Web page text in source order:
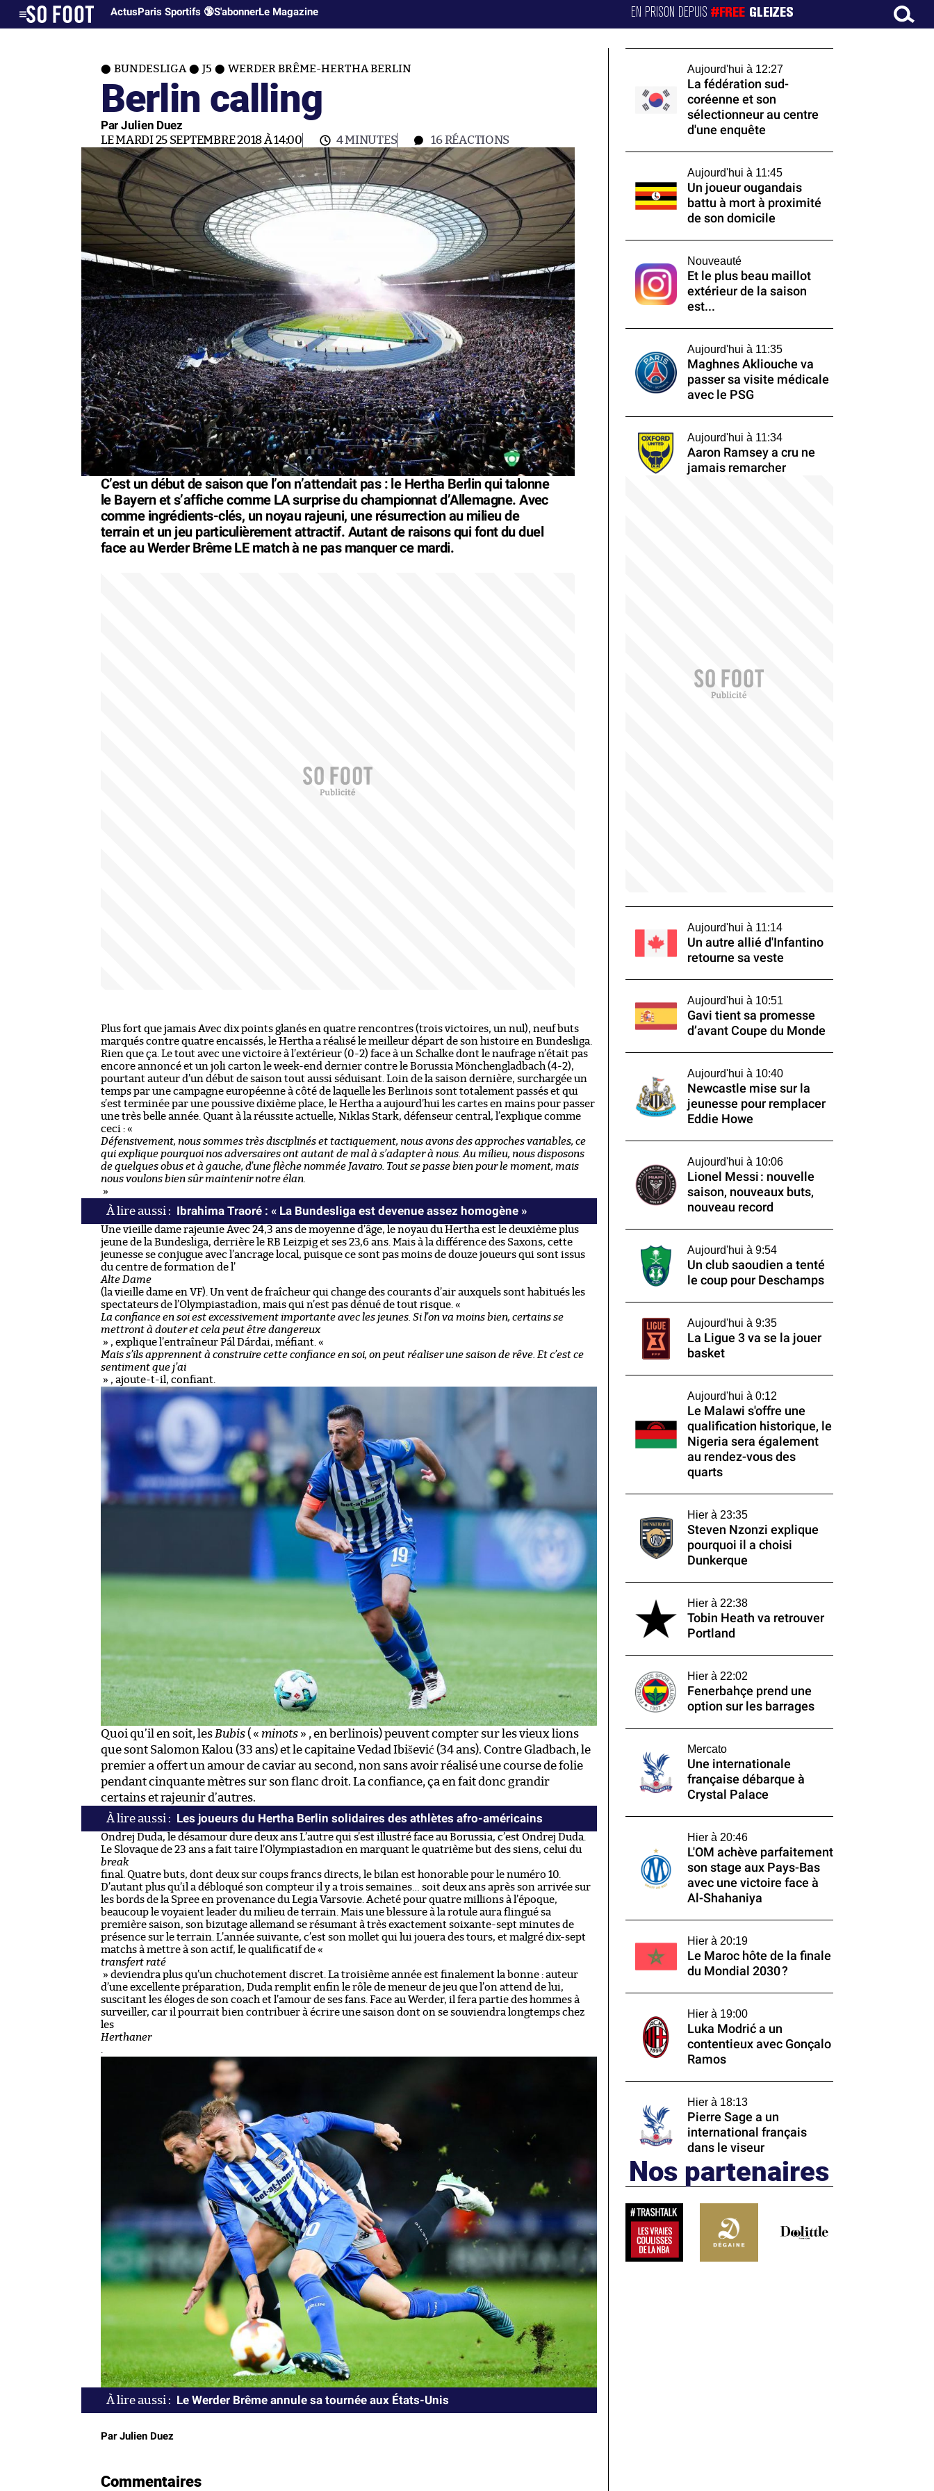
ActusParis Sportifs 🔞S'abonnerLe Magazine EN PRISON DEPUIS#FREE GLEIZES
BUNDESLIGA J5 WERDER BRÊME-HERTHA BERLIN
Berlin calling
Par Julien Duez
LE MARDI 25 SEPTEMBRE 2018 À 14:00 4 MINUTES 16RÉACTIONS
C’est un début de saison que l’on n’attendait pas : le Hertha Berlin qui talonne
le Bayern et s’affiche comme LA surprise du championnat d’Allemagne. Avec
comme ingrédients-clés, un noyau rajeuni, une résurrection au milieu de
terrain et un jeu particulièrement attractif. Autant de raisons qui font du duel
face au Werder Brême LE match à ne pas manquer ce mardi.
Plus fort que jamais Avec dix points glanés en quatre rencontres (trois victoires, un nul), neuf buts
marqués contre quatre encaissés, le Hertha a réalisé le meilleur départ de son histoire en Bundesliga.
Rien que ça. Le tout avec une victoire à l’extérieur (0-2) face à un Schalke dont le naufrage n’était pas
encore annoncé et un joli carton le week-end dernier contre le Borussia Mönchengladbach (4-2),
pourtant auteur d’un début de saison tout aussi séduisant. Loin de la saison dernière, surchargée un
temps par une campagne européenne à côté de laquelle les Berlinois sont totalement passés et qui
s’est terminée par une poussive dixième place, le Hertha a aujourd’hui les cartes en mains pour passer
une très belle année. Quant à la réussite actuelle, Niklas Stark, défenseur central, l’explique comme
ceci : «
Défensivement, nous sommes très disciplinés et tactiquement, nous avons des approches variables, ce
qui explique pourquoi nos adversaires ont autant de mal à s’adapter à nous. Au milieu, nous disposons
de quelques obus et à gauche, d’une flèche nommée Javairo. Tout se passe bien pour le moment, mais
nous voulons bien sûr maintenir notre élan.
»
Ibrahima Traoré : « La Bundesliga est devenue assez homogène »
Une vieille dame rajeunie Avec 24,3 ans de moyenne d’âge, le noyau du Hertha est le deuxième plus
jeune de la Bundesliga, derrière le RB Leizpig et ses 23,6 ans. Mais à la différence des Saxons, cette
jeunesse se conjugue avec l’ancrage local, puisque ce sont pas moins de douze joueurs qui sont issus
du centre de formation de l’
Alte Dame
(la vieille dame en VF). Un vent de fraîcheur qui change des courants d’air auxquels sont habitués les
spectateurs de l’Olympiastadion, mais qui n’est pas dénué de tout risque. «
La confiance en soi est excessivement importante avec les jeunes. Si l’on va moins bien, certains se
mettront à douter et cela peut être dangereux
» , explique l’entraîneur Pál Dárdai, méfiant. «
Mais s’ils apprennent à construire cette confiance en soi, on peut réaliser une saison de rêve. Et c’est ce
sentiment que j’ai
» , ajoute-t-il, confiant.
Quoi qu’il en soit, les Bubis( « minots » , en berlinois) peuvent compter sur les vieux lions
que sont Salomon Kalou (33 ans) et le capitaine Vedad Ibišević (34 ans). Contre Gladbach, le
premier a offert un amour de caviar au second, non sans avoir réalisé une course de folie
pendant cinquante mètres sur son flanc droit. La confiance, ça en fait donc grandir
certains et rajeunir d’autres.
Les joueurs du Hertha Berlin solidaires des athlètes afro-américains
Ondrej Duda, le désamour dure deux ans L’autre qui s’est illustré face au Borussia, c’est Ondrej Duda.
Le Slovaque de 23 ans a fait taire l’Olympiastadion en marquant le quatrième but des siens, celui du
break
final. Quatre buts, dont deux sur coups francs directs, le bilan est honorable pour le numéro 10.
D’autant plus qu’il a débloqué son compteur il y a trois semaines… soit deux ans après son arrivée sur
les bords de la Spree en provenance du Legia Varsovie. Acheté pour quatre millions à l’époque,
beaucoup le voyaient leader du milieu de terrain. Mais une blessure à la rotule aura flingué sa
première saison, son bizutage allemand se résumant à très exactement soixante-sept minutes de
présence sur le terrain. L’année suivante, c’est son mollet qui lui jouera des tours, et malgré dix-sept
matchs à mettre à son actif, le qualificatif de «
transfert raté
» deviendra plus qu’un chuchotement discret. La troisième année est finalement la bonne : auteur
d’une excellente préparation, Duda remplit enfin le rôle de meneur de jeu que l’on attend de lui,
suscitant les éloges de son coach et l’amour de ses fans. Face au Werder, il fera partie des hommes à
surveiller, car il pourrait bien contribuer à écrire une saison dont on se souviendra longtemps chez
les
Herthaner
.
Le Werder Brême annule sa tournée aux États-Unis
Par Julien Duez
Commentaires
Aujourd'hui à 12:27
La fédération sud-
coréenne et son
sélectionneur au centre
d'une enquête
Aujourd'hui à 11:45
Un joueur ougandais
battu à mort à proximité
de son domicile
Nouveauté
Et le plus beau maillot
extérieur de la saison
est...
Aujourd'hui à 11:35
Maghnes Akliouche va
passer sa visite médicale
avec le PSG
Aujourd'hui à 11:34
Aaron Ramsey a cru ne
jamais remarcher
Aujourd'hui à 11:14
Un autre allié d'Infantino
retourne sa veste
Aujourd'hui à 10:51
Gavi tient sa promesse
d’avant Coupe du Monde
Aujourd'hui à 10:40
Newcastle mise sur la
jeunesse pour remplacer
Eddie Howe
Aujourd'hui à 10:06
Lionel Messi : nouvelle
saison, nouveaux buts,
nouveau record
Aujourd'hui à 9:54
Un club saoudien a tenté
le coup pour Deschamps
Aujourd'hui à 9:35
La Ligue 3 va se la jouer
basket
Aujourd'hui à 0:12
Le Malawi s'offre une
qualification historique, le
Nigeria sera également
au rendez-vous des
quarts
Hier à 23:35
Steven Nzonzi explique
pourquoi il a choisi
Dunkerque
Hier à 22:38
Tobin Heath va retrouver
Portland
Hier à 22:02
Fenerbahçe prend une
option sur les barrages
Mercato
Une internationale
française débarque à
Crystal Palace
Hier à 20:46
L'OM achève parfaitement
son stage aux Pays-Bas
avec une victoire face à
Al-Shahaniya
Hier à 20:19
Le Maroc hôte de la finale
du Mondial 2030 ?
Hier à 19:00
Luka Modrić a un
contentieux avec Gonçalo
Ramos
Hier à 18:13
Pierre Sage a un
international français
dans le viseur
Nos partenaires